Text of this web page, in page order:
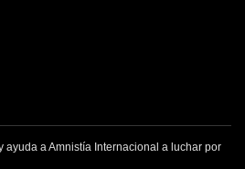
ayuda a Amnistía Internacional a luchar por